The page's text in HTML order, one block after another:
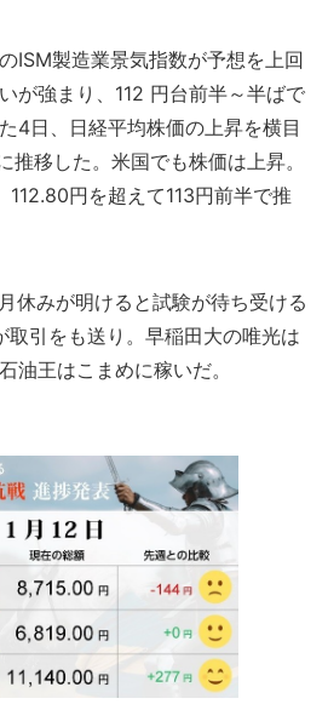
ISM製造業景気指数が予想を上回
が強まり、112 円台前半～半ばで
4日、日経平均株価の上昇を横目
推移した。米国でも株価は上昇。
112.80円を超えて113円前半で推
休みが明けると試験が待ち受ける
取引をも送り。早稲田大の唯光は
油王はこまめに稼いだ。